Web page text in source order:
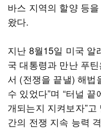
바스 지역의 할양 등
왔다.
지난 8월15일 미국 알
국 대통령과 만난 푸
서 (전쟁을 끝낼) 해법
수 있었다”며 “터널
개되는지 지켜보자”
간의 전쟁 지속 능력